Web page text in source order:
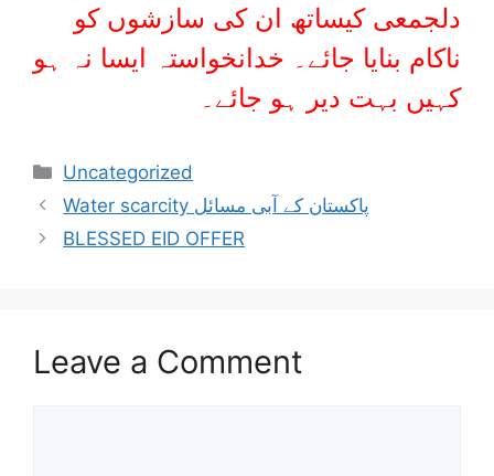
دلجمعی کیساتھ ان کی سازشوں کو
ناکام بنایا جائے۔ خدانخواستہ ایسا نہ ہو
کہیں بہت دیر ہو جائے۔
Uncategorized
Water scarcity پاکستان کے آبی مسائل
BLESSED EID OFFER
Leave a Comment